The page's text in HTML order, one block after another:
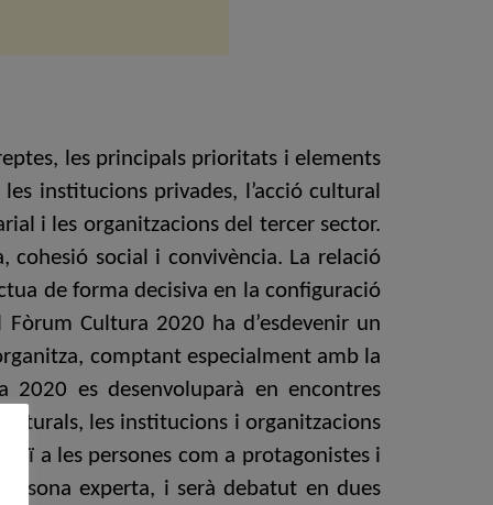
les principals prioritats i elements
institucions privades, l’acció cultural
i les organitzacions del tercer sector.
social i convivència. La relació
de forma decisiva en la configuració
Cultura 2020 ha d’esdevenir un
comptant especialment amb la
es desenvoluparà en encontres
les institucions i organitzacions
a les persones com a protagonistes i
experta, i serà debatut en dues